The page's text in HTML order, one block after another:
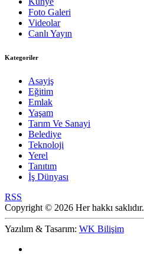
Foto Galeri
Videolar
Canlı Yayın
Kategoriler
Asayiş
Eğitim
Emlak
Yaşam
Tarım Ve Sanayi
Belediye
Teknoloji
Yerel
Tanıtım
İş Dünyası
RSS
Copyright © 2026 Her hakkı saklıdır.
Yazılım & Tasarım: WK Bilişim